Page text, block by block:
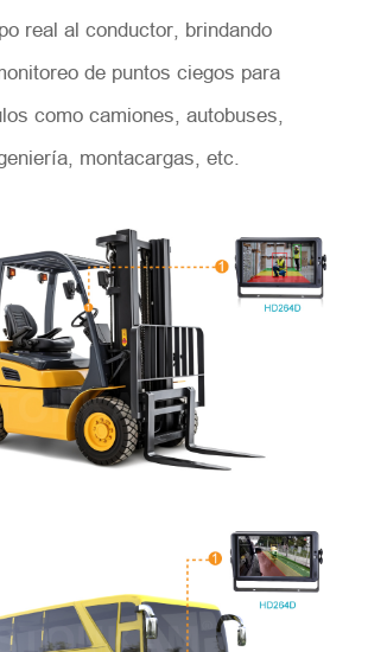
real al conductor, brindando
de puntos ciegos para
como camiones, autobuses,
montacargas, etc.